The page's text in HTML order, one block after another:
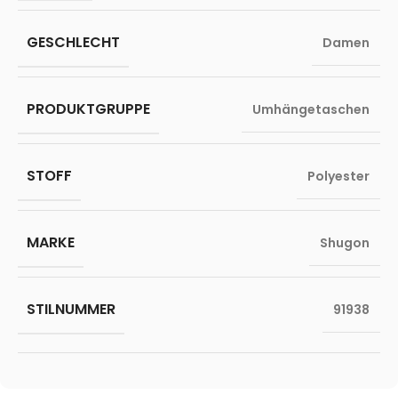
GESCHLECHT Damen
PRODUKTGRUPPE Umhängetaschen
STOFF Polyester
MARKE Shugon
STILNUMMER 91938